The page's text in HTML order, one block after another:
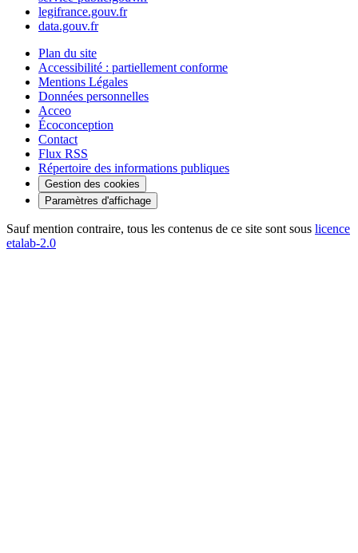
legifrance.gouv.fr
data.gouv.fr
Plan du site
Accessibilité : partiellement conforme
Mentions Légales
Données personnelles
Acceo
Écoconception
Contact
Flux RSS
Répertoire des informations publiques
Gestion des cookies
Paramètres d'affichage
Sauf mention contraire, tous les contenus de ce site sont sous licence
etalab-2.0